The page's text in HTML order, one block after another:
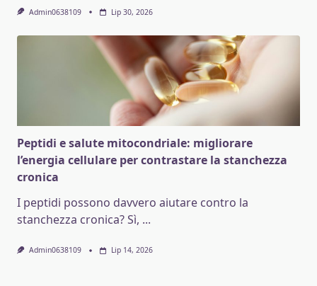
Admin0638109 Lip 30, 2026
Peptidi e salute mitocondriale: migliorare
l’energia cellulare per contrastare la stanchezza
cronica
I peptidi possono davvero aiutare contro la
stanchezza cronica? Sì, ...
Admin0638109 Lip 14, 2026